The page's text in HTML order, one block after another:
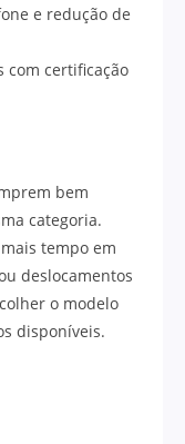
e redução de
com certificação
bem
categoria.
tempo em
deslocamentos
o modelo
disponíveis.